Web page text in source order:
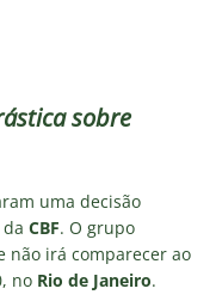
sobre
uma decisão
CBF. O grupo
não irá comparecer ao
no Rio de Janeiro.